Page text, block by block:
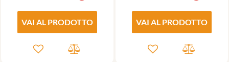
VAI AL PRODOTTO VAI AL PRODOTTO